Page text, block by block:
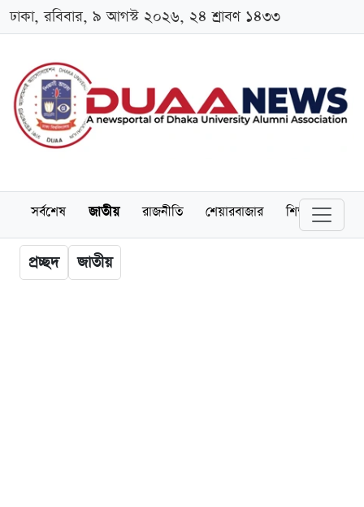
ঢাকা, রবিবার, ৯ আগস্ট ২০২৬, ২৪ শ্রাবণ ১৪৩৩
সর্বশেষ জাতীয় রাজনীতি শেয়ারবাজার শিক্ষা
প্রচ্ছদ জাতীয়